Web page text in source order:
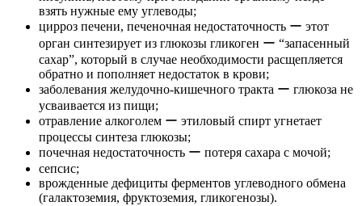
взять нужные ему углеводы;
цирроз печени, печеночная недостаточность ー этот
орган синтезирует из глюкозы гликоген ー “запасенный
сахар”, который в случае необходимости расщепляется
обратно и пополняет недостаток в крови;
заболевания желудочно-кишечного тракта ー глюкоза не
усваивается из пищи;
отравление алкоголем ー этиловый спирт угнетает
процессы синтеза глюкозы;
почечная недостаточность ー потеря сахара с мочой;
сепсис;
врожденные дефициты ферментов углеводного обмена
(галактоземия, фруктоземия, гликогенозы).